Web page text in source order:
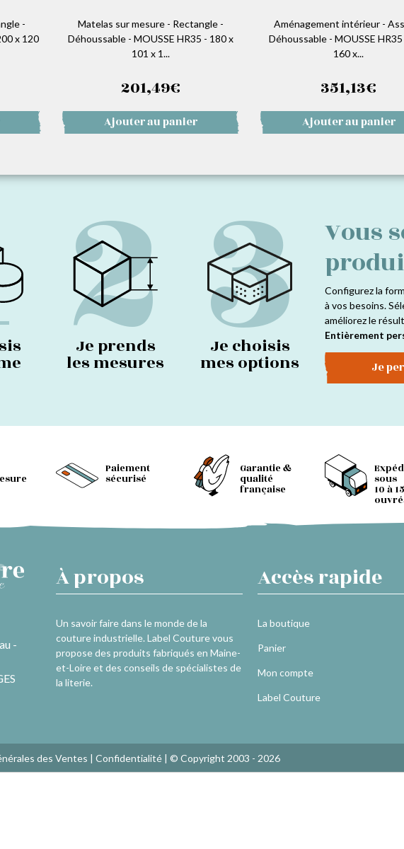
-
x 120
Matelas sur mesure - Rectangle -
Déhoussable - MOUSSE HR35 - 180 x
101 x 1...
201,49€
Ajouter au panier
Aménagement intérieur -
Déhoussable - MOUSSE HR35
160 x...
351,13€
Ajouter au panier
2
Je prends
les mesures 3
Je choisis
mes options
Vous
Configurez la
à vos besoins.
améliorez le
Entièrement
Je
Paiement
sécurisé
Garantie &
qualité
française
sous
10 à
-
À propos
Un savoir faire dans le monde de la
couture industrielle. Label Couture vous
propose des produits fabriqués en Maine-
et-Loire et des conseils de spécialistes de
la literie.
Accès rapide
La boutique
Panier
Mon compte
Label Couture
des Ventes | Confidentialité| © Copyright 2003 - 2026